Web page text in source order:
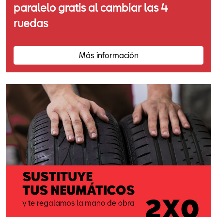
paralelo gratis al cambiar las 4
ruedas
Más información